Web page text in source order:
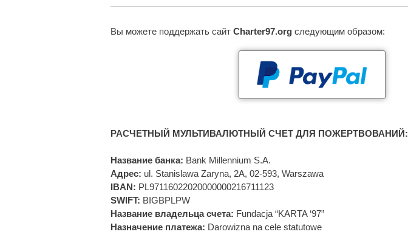
Вы можете поддержать сайт Charter97.org следующим образом:
РАСЧЕТНЫЙ МУЛЬТИВАЛЮТНЫЙ СЧЕТ ДЛЯ ПОЖЕРТВОВАНИЙ:
Название банка: Bank Millennium S.A.
Адрес: ul. Stanislawa Zaryna, 2A, 02-593, Warszawa
IBAN: PL97116022020000000216711123
SWIFT: BIGBPLPW
Название владельца счета: Fundacja “KARTA ‘97”
Назначение платежа: Darowizna na cele statutowe